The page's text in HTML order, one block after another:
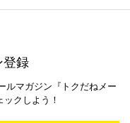
登録
ルマガジン『トクだねメー
クしよう！